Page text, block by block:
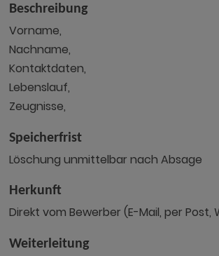
Beschreibung
Vorname,
Nachname,
Kontaktdaten,
Lebenslauf,
Zeugnisse,
Speicherfrist
Löschung unmittelbar nach Absage
Herkunft
Direkt vom Bewerber (E-Mail, per Post,
Weiterleitung